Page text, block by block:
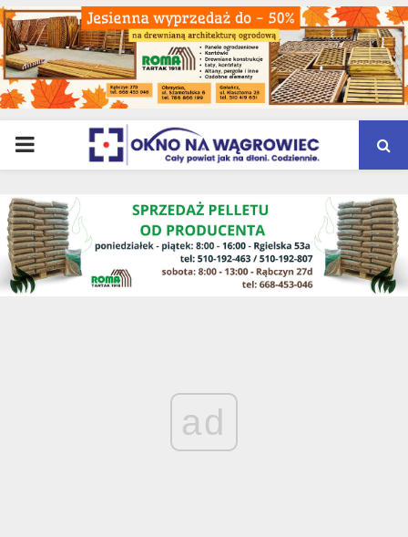
PRIMARY
MENU
ad